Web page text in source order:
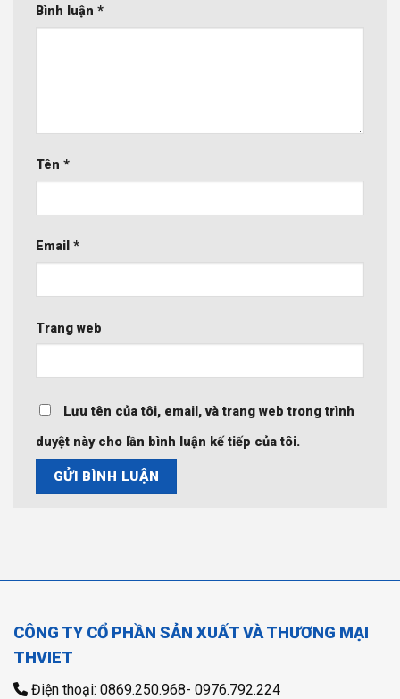
Bình luận *
Tên *
Email *
Trang web
Lưu tên của tôi, email, và trang web trong trình
duyệt này cho lần bình luận kế tiếp của tôi.
CÔNG TY CỔ PHẦN SẢN XUẤT VÀ THƯƠNG MẠI
THVIET
Điện thoại: 0869.250.968- 0976.792.224